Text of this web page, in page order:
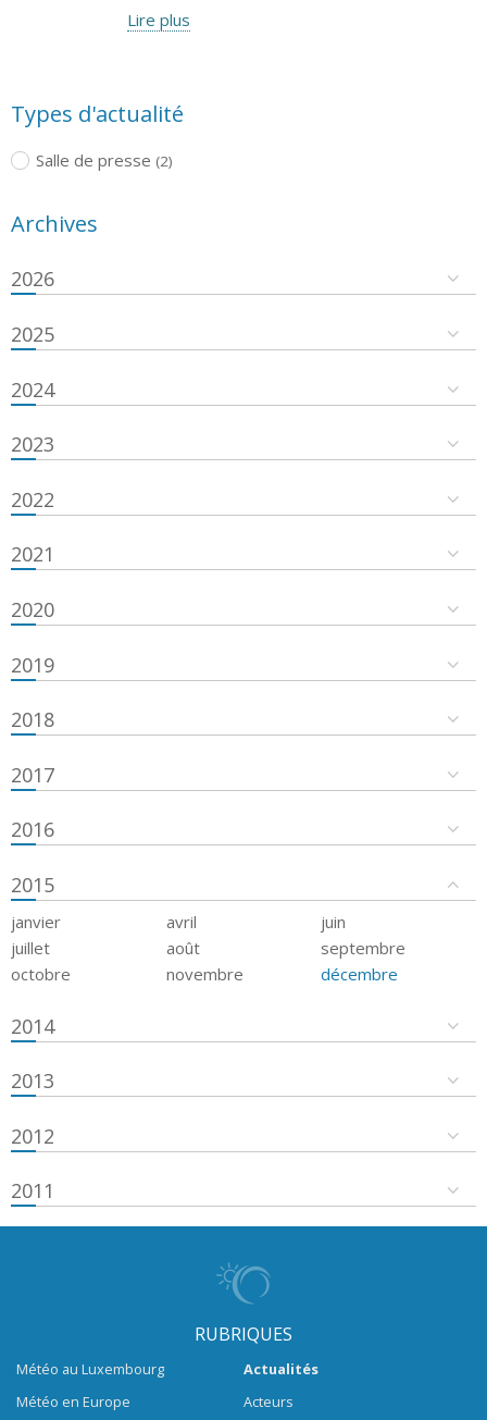
Lire plus
Types d'actualité
Salle de presse (2)
Archives
2026
2025
2024
2023
2022
2021
2020
2019
2018
2017
2016
2015
janvier avril
juin
juillet
août
septembre
octobre
novembre décembre
2014
2013
2012
2011
RUBRIQUES
Météo au Luxembourg
Météo en Europe
Actualités
Acteurs